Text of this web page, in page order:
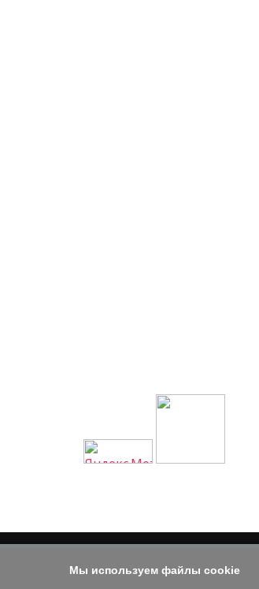
Мы используем файлы cookie
© 2014 - 2026